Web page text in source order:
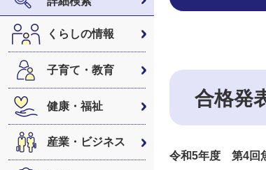
ム
検
索
くらしの情報
子育て・教育
健康・福祉
産業・ビジネス
合格発
令和5年度 第4回